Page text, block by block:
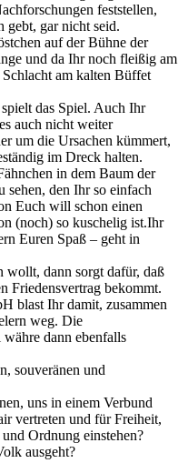
feststellen,
gebt, gar nicht seid.
auf der Bühne der
und da Ihr noch fleißig am
am kalten Büffet
das Spiel. Auch Ihr
auch nicht weiter
um die Ursachen kümmert,
im Dreck halten.
in dem Baum der
sehen, den Ihr so einfach
Euch will schon einen
(noch) so kuschelig ist.Ihr
Euren Spaß – geht in
wollt, dann sorgt dafür, daß
Friedensvertrag bekommt.
blast Ihr damit, zusammen
weg. Die
dann ebenfalls
souveränen und
uns in einem Verbund
vertreten und für Freiheit,
Ordnung einstehen?
ausgeht?